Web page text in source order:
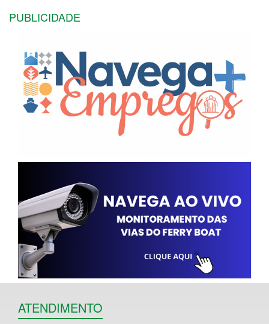
PUBLICIDADE
ATENDIMENTO